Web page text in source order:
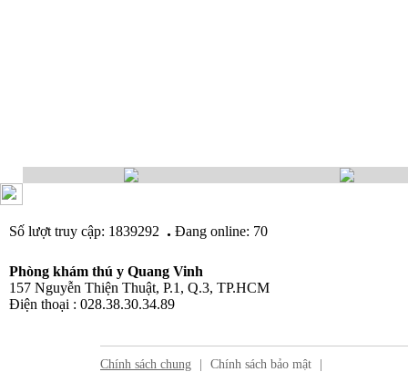
Số lượt truy cập: 1839292 . Đang online: 70
Phòng khám thú y Quang Vinh
157 Nguyễn Thiện Thuật, P.1, Q.3, TP.HCM
Điện thoại : 028.38.30.34.89
Chính sách chung Chính sách bảo mật